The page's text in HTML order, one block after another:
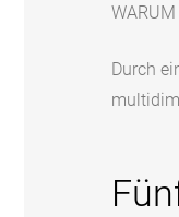
Durch